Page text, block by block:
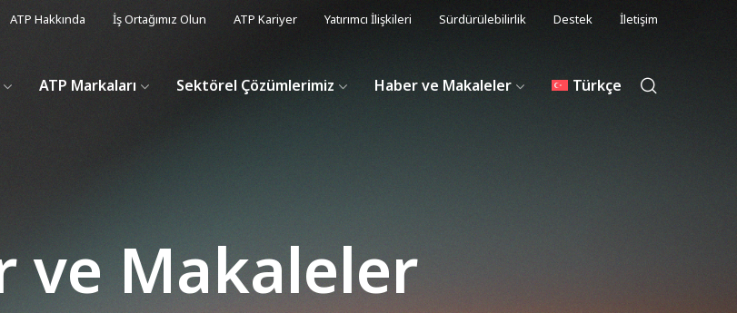
ATP Hakkında İş Ortağımız Olun ATP Kariyer Yatırımcı İlişkileri Sürdürülebilirlik Destek İletişim
ATP Markaları Sektörel Çözümlerimiz Haber ve Makaleler Türkçe
ve Makaleler